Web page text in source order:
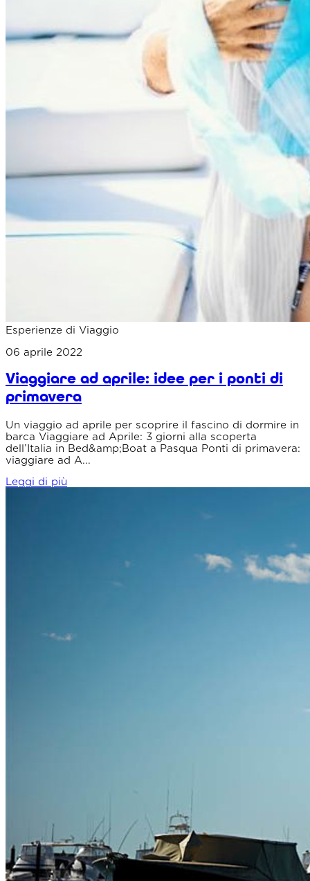
Esperienze di Viaggio
06 aprile 2022
Viaggiare ad aprile: idee per i ponti di
primavera
Un viaggio ad aprile per scoprire il fascino di dormire in
barca Viaggiare ad Aprile: 3 giorni alla scoperta
dell’Italia in Bed&amp;Boat a Pasqua Ponti di primavera:
viaggiare ad A...
Leggi di più